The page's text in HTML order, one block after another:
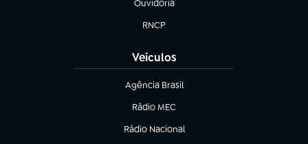
Ouvidoria
(abre em nova aba)
RNCP
(abre em nova aba)
Veículos
Agência Brasil
(abre em nova aba)
Rádio MEC
(abre em nova aba)
Rádio Nacional